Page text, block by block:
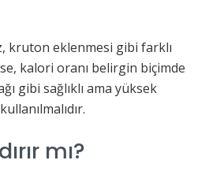
kruton eklenmesi gibi farklı
kalori oranı belirgin biçimde
gibi sağlıklı ama yüksek
mı?